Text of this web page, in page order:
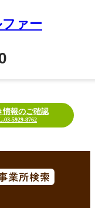
ァー
情報のご確認
5929-8762